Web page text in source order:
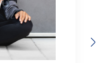
Previous